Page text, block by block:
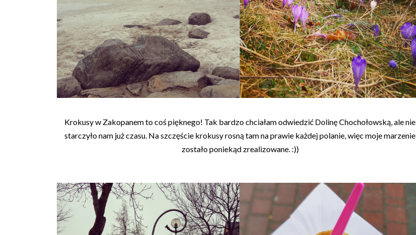
Krokusy w Zakopanem to coś pięknego! Tak bardzo chciałam odwiedzić Dolinę Chochołowską, ale nie
starczyło nam już czasu. Na szczęście krokusy rosną tam na prawie każdej polanie, więc moje marzenie
zostało poniekąd zrealizowane. :))